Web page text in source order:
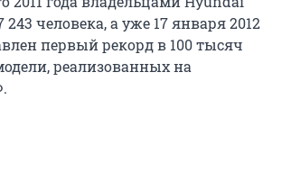
243 человека, а уже 17 января 2012
первый рекорд в 100 тысяч
реализованных на